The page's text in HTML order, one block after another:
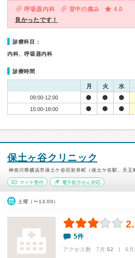
呼吸器内科 背中の痛み
4.0
良かったです！
診療科目：
内科、呼吸器内科
診療時間
月 火 水
09:00-12:00
15:00-18:00
保土ヶ谷クリニック
神奈川県横浜市保土ケ谷区岩井町（保土ケ谷駅、天王
マイナ受付 電子処方せん対応
土曜（〜13:00）
5件
アクセス数 7月:52 | 6月